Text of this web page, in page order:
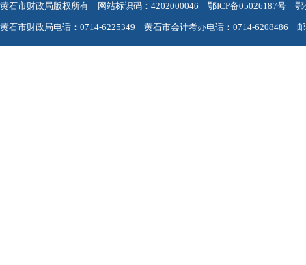
黄石市财政局版权所有 网站标识码：4202000046 鄂ICP备05026187号 鄂
黄石市财政局电话：0714-6225349 黄石市会计考办电话：0714-6208486